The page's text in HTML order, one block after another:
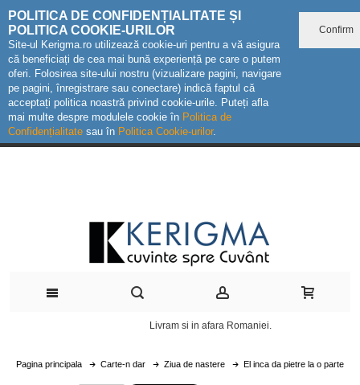
POLITICA DE CONFIDENȚIALITATE ȘI
POLITICA COOKIE-URILOR
Site-ul Kerigma.ro utilizează cookie-uri pentru a vă asigura
că beneficiați de cea mai bună experiență pe care o putem
oferi. Folosirea site-ului nostru (vizualizare pagini, navigare
pe pagini, înregistrare sau conectare) indică faptul că
acceptați politica noastră privind cookie-urile. Puteți afla
mai multe despre modulele cookie în Politica de
Confidențialitate sau în Politica Cookie-urilor.
Confirm
Livram si in afara Romaniei.
Pagina principala Carte-n dar Ziua de nastere El inca da pietre la o parte